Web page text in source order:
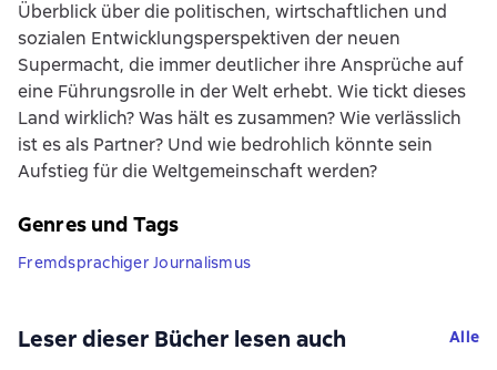
Überblick über die politischen, wirtschaftlichen und
sozialen Entwicklungsperspektiven der neuen
Supermacht, die immer deutlicher ihre Ansprüche auf
eine Führungsrolle in der Welt erhebt. Wie tickt dieses
Land wirklich? Was hält es zusammen? Wie verlässlich
ist es als Partner? Und wie bedrohlich könnte sein
Aufstieg für die Weltgemeinschaft werden?
Genres und Tags
Fremdsprachiger Journalismus
Leser dieser Bücher lesen auch Alle